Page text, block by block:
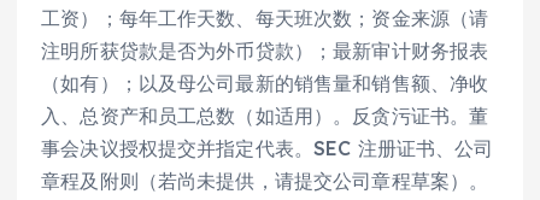
工资）；每年工作天数、每天班次数；资金来源（请
注明所获贷款是否为外币贷款）；最新审计财务报表
（如有）；以及母公司最新的销售量和销售额、净收
入、总资产和员工总数（如适用）。反贪污证书。董
事会决议授权提交并指定代表。SEC 注册证书、公司
章程及附则（若尚未提供，请提交公司章程草案）。